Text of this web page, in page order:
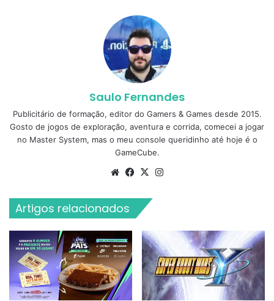
Saulo Fernandes
Publicitário de formação, editor do Gamers & Games desde 2015.
Gosto de jogos de exploração, aventura e corrida, comecei a jogar
no Master System, mas o meu console queridinho até hoje é o
GameCube.
WebsiteFacebook
X
Artigos relacionados